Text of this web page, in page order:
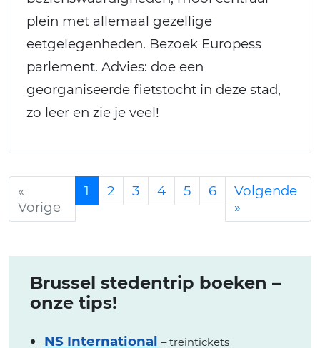
plein met allemaal gezellige
eetgelegenheden. Bezoek Europess
parlement. Advies: doe een
georganiseerde fietstocht in deze stad,
zo leer en zie je veel!
«
Vorige
1 2 3 4 5 6
Volgende
»
Brussel stedentrip boeken –
onze tips!
NS International – treintickets